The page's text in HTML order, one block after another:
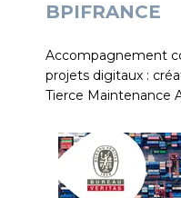
BPIFRANCE
Accompagnement
projets digitaux :
Tierce Maintenance